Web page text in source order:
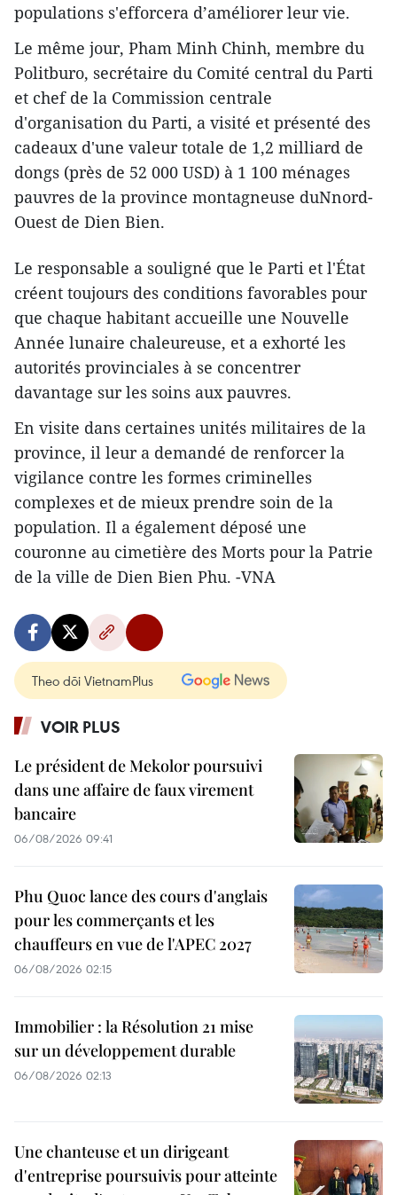
populations s'efforcera d’améliorer leur vie.
Le même jour, Pham Minh Chinh, membre du
Politburo, secrétaire du Comité central du Parti
et chef de la Commission centrale
d'organisation du Parti, a visité et présenté des
cadeaux d'une valeur totale de 1,2 milliard de
dongs (près de 52 000 USD) à 1 100 ménages
pauvres de la province montagneuse duNnord-
Ouest de Dien Bien.
Le responsable a souligné que le Parti et l'État
créent toujours des conditions favorables pour
que chaque habitant accueille une Nouvelle
Année lunaire chaleureuse, et a exhorté les
autorités provinciales à se concentrer
davantage sur les soins aux pauvres.
En visite dans certaines unités militaires de la
province, il leur a demandé de renforcer la
vigilance contre les formes criminelles
complexes et de mieux prendre soin de la
population. Il a également déposé une
couronne au cimetière des Morts pour la Patrie
de la ville de Dien Bien Phu. -VNA
Theo dõi VietnamPlus
VOIR PLUS
Le président de Mekolor poursuivi
dans une affaire de faux virement
bancaire
06/08/2026 09:41
Phu Quoc lance des cours d'anglais
pour les commerçants et les
chauffeurs en vue de l'APEC 2027
06/08/2026 02:15
Immobilier : la Résolution 21 mise
sur un développement durable
06/08/2026 02:13
Une chanteuse et un dirigeant
d'entreprise poursuivis pour atteinte